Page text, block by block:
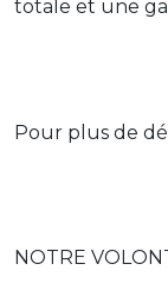
totale et une
Pour plus de
NOTRE